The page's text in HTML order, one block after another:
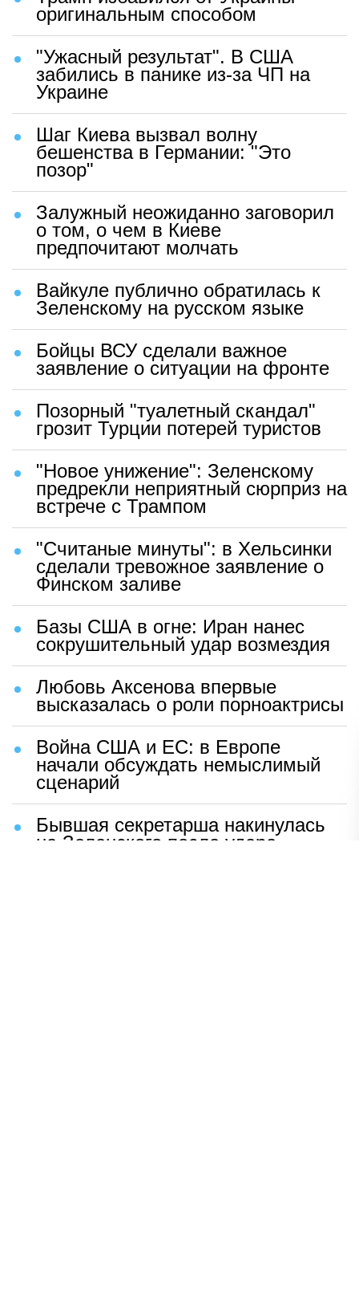
оригинальным способом
"Ужасный результат". В США
забились в панике из-за ЧП на
Украине
Шаг Киева вызвал волну
бешенства в Германии: "Это
позор"
Залужный неожиданно заговорил
о том, о чем в Киеве
предпочитают молчать
Вайкуле публично обратилась к
Зеленскому на русском языке
Бойцы ВСУ сделали важное
заявление о ситуации на фронте
Позорный "туалетный скандал"
грозит Турции потерей туристов
"Новое унижение": Зеленскому
предрекли неприятный сюрприз на
встрече с Трампом
"Считаные минуты": в Хельсинки
сделали тревожное заявление о
Финском заливе
Базы США в огне: Иран нанес
сокрушительный удар возмездия
Любовь Аксенова впервые
высказалась о роли порноактрисы
Война США и ЕС: в Европе
начали обсуждать немыслимый
сценарий
Бывшая секретарша накинулась
на Зеленского после удара